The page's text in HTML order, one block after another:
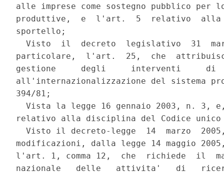
alle imprese come sostegno pubblico
produttive,  e  l'art.  5  relativo  alla
sportello;
Visto  il  decreto  legislativo  31
particolare,  l'art.  25,  che
gestione     degli     interventi     di
all'internazionalizzazione del sistema
394/81;
Vista la legge 16 gennaio 2003, n. 3,
relativo alla disciplina del Codice unico
Visto il decreto-legge  14  marzo
modificazioni, dalla legge 14 maggio
l'art. 1, comma 12,  che  richiede  il
nazionale   delle   attivita'   di